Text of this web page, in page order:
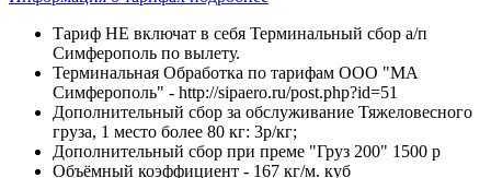
Тариф НЕ включат в себя Терминальный сбор а/п
Симферополь по вылету.
Терминальная Обработка по тарифам ООО "МА
Симферополь" - http://sipaero.ru/post.php?id=51
Дополнительный сбор за обслуживание Тяжеловесного
груза, 1 место более 80 кг: 3р/кг;
Дополнительный сбор при преме "Груз 200" 1500 р
Объёмный коэффициент - 167 кг/м. куб